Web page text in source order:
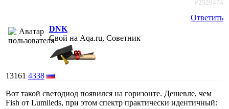
#2529474
Ответить
DNK
Свой на Aqa.ru, Советник
13161 4338
Вот такой светодиод появился на горизонте. Дешевле, чем
Fish от Lumileds, при этом спектр практически идентичный: